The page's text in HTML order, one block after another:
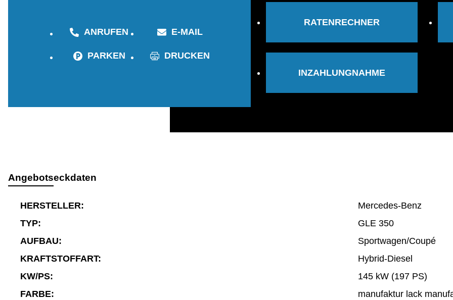
ANRUFEN E-MAIL
PARKEN DRUCKEN
RATENRECHNER
INZAHLUNGNAHME
Angebotseckdaten
HERSTELLER:
Mercedes-Benz
TYP:
GLE 350
AUFBAU:
Sportwagen/Coupé
KRAFTSTOFFART:
Hybrid-Diesel
KW/PS:
145 kW (197 PS)
FARBE:
manufaktur lack